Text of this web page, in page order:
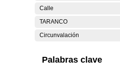
Calle
TARANCO
Circunvalación
Palabras clave